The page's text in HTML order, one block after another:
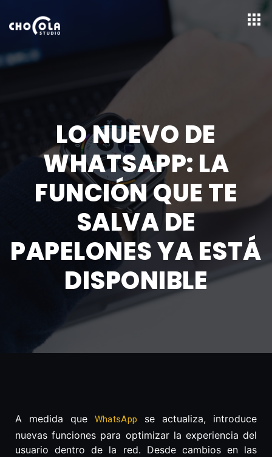
LO NUEVO DE
WHATSAPP: LA
FUNCIÓN QUE TE
SALVA DE
PAPELONES YA ESTÁ
DISPONIBLE
A medida que WhatsApp
se actualiza, introduce
nuevas funciones para optimizar la experiencia del
usuario dentro de la red. Desde cambios en las